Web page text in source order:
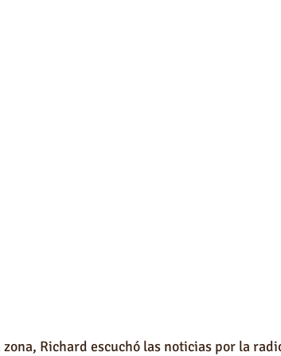
zona, Richard escuchó las noticias por la